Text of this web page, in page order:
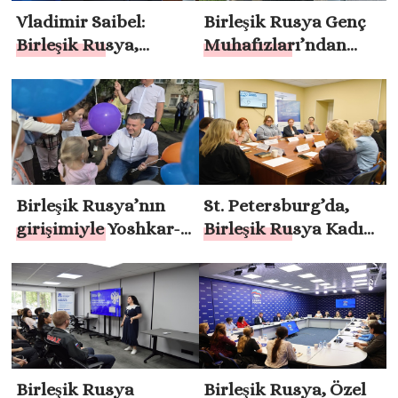
Vladimir Saibel:
Birleşik Rusya,
eski SVO
katılımcılarının
sosyal sözleşme
edinme sürecini
basitleştirme
kararını destekliyor
Birleşik Rusya Genç
Muhafızları’ndan
Uzak Doğu’daki
sellerin sonuçlarını
ortadan kaldırmaya
yardımcı oluyor
Birleşik Rusya’nın
girişimiyle Yoshkar-
festivali düzenlendi
St. Petersburg’da,
Birleşik Rusya Kadın
genelinde kadınlara
yönelik destek
programlarının
geliştirilmesi için
öneriler hazırladı
Birleşik Rusya
Birleşik Rusya, Özel